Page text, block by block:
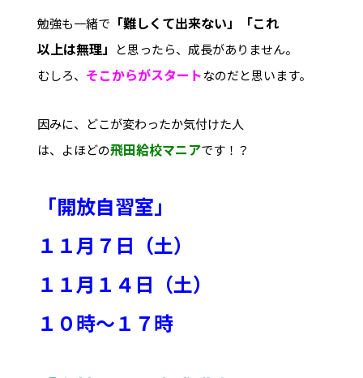
勉強も一緒で 「難しくて出来ない」「これ
以上は無理」
と思ったら、成長がありません。
むしろ、 そこからがスタートなのだと思います。
因みに、どこが変わったか気付けた人
は、よほどの飛田給校マニアです！？
「開放自習室」
１１月７日（土）
１１月１４日（土）
１０時～１７時